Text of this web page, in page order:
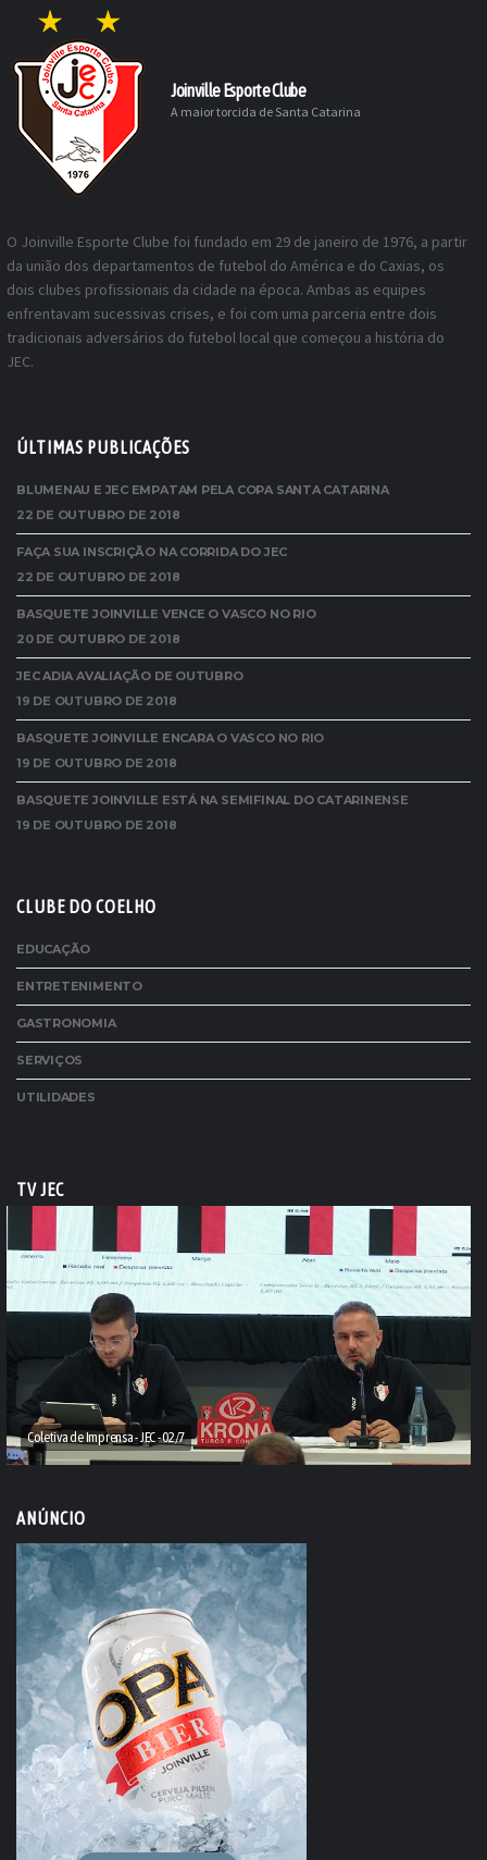
Joinville Esporte Clube
A maior torcida de Santa Catarina
O Joinville Esporte Clube foi fundado em 29 de janeiro de 1976, a partir
da união dos departamentos de futebol do América e do Caxias, os
dois clubes profissionais da cidade na época. Ambas as equipes
enfrentavam sucessivas crises, e foi com uma parceria entre dois
tradicionais adversários do futebol local que começou a história do
JEC.
ÚLTIMAS PUBLICAÇÕES
BLUMENAU E JEC EMPATAM PELA COPA SANTA CATARINA
22 DE OUTUBRO DE 2018
FAÇA SUA INSCRIÇÃO NA CORRIDA DO JEC
22 DE OUTUBRO DE 2018
BASQUETE JOINVILLE VENCE O VASCO NO RIO
20 DE OUTUBRO DE 2018
JEC ADIA AVALIAÇÃO DE OUTUBRO
19 DE OUTUBRO DE 2018
BASQUETE JOINVILLE ENCARA O VASCO NO RIO
19 DE OUTUBRO DE 2018
BASQUETE JOINVILLE ESTÁ NA SEMIFINAL DO CATARINENSE
19 DE OUTUBRO DE 2018
CLUBE DO COELHO
EDUCAÇÃO
ENTRETENIMENTO
GASTRONOMIA
SERVIÇOS
UTILIDADES
TV JEC
Coletiva de Imprensa - JEC - 02/7
ANÚNCIO